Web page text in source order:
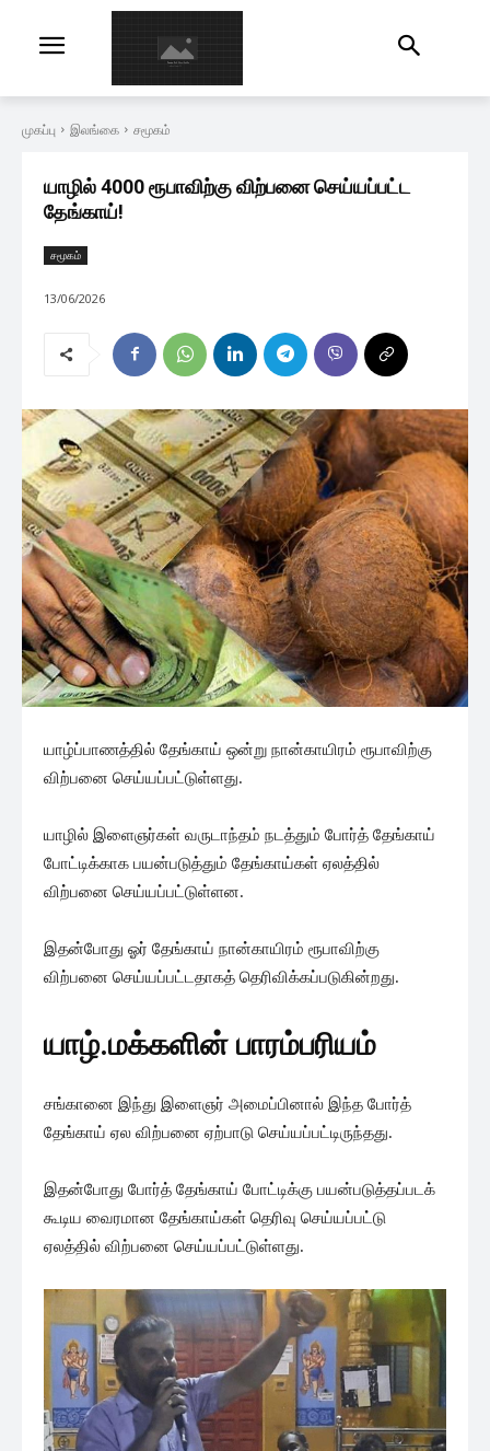
முகப்பு இலங்கை சமூகம்
யாழில் 4000 ரூபாவிற்கு விற்பனை செய்யப்பட்ட
தேங்காய்!
சமூகம்
13/06/2026
யாழ்ப்பாணத்தில் தேங்காய் ஒன்று நான்காயிரம் ரூபாவிற்கு
விற்பனை செய்யப்பட்டுள்ளது.
யாழில் இளைஞர்கள் வருடாந்தம் நடத்தும் போர்த் தேங்காய்
போட்டிக்காக பயன்படுத்தும் தேங்காய்கள் ஏலத்தில்
விற்பனை செய்யப்பட்டுள்ளன.
இதன்போது ஓர் தேங்காய் நான்காயிரம் ரூபாவிற்கு
விற்பனை செய்யப்பட்டதாகத் தெரிவிக்கப்படுகின்றது.
யாழ்.மக்களின் பாரம்பரியம்
சங்கானை இந்து இளைஞர் அமைப்பினால் இந்த போர்த்
தேங்காய் ஏல விற்பனை ஏற்பாடு செய்யப்பட்டிருந்தது.
இதன்போது போர்த் தேங்காய் போட்டிக்கு பயன்படுத்தப்படக்
கூடிய வைரமான தேங்காய்கள் தெரிவு செய்யப்பட்டு
ஏலத்தில் விற்பனை செய்யப்பட்டுள்ளது.